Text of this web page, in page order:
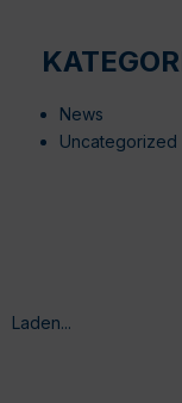
News
Uncategorized
Laden...